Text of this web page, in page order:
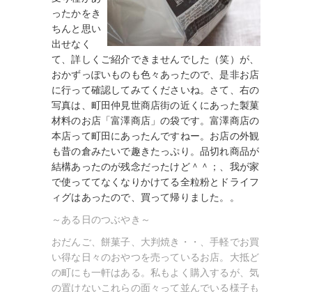
ったかをき
ちんと思い
出せなく
て、詳しくご紹介できませんでした（笑）が、
おかずっぽいものも色々あったので、是非お店
に行って確認してみてくださいね。さて、右の
写真は、町田仲見世商店街の近くにあった製菓
材料のお店「富澤商店」の袋です。富澤商店の
本店って町田にあったんですねー。お店の外観
も昔の倉みたいで趣きたっぷり。品切れ商品が
結構あったのが残念だったけど＾＾；、我が家
で使っててなくなりかけてる全粒粉とドライフ
ィグはあったので、買って帰りました。。
～ある日のつぶやき～
おだんご、餅菓子、大判焼き・・、手軽でお買
い得な日々のおやつを売っているお店。大抵ど
の町にも一軒はある。私もよく購入するが、気
の置けないこれらの面々って並んでいる様子も